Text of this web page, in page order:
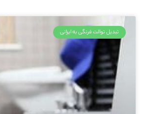
تبدیل توالت فرنگی به ایرانی